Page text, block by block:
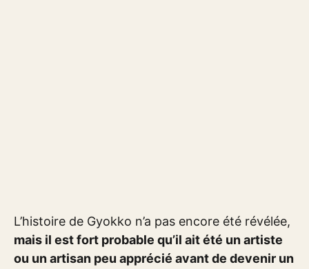
L’histoire de Gyokko n’a pas encore été révélée,
mais il est fort probable qu’il ait été un artiste
ou un artisan peu apprécié avant de devenir un